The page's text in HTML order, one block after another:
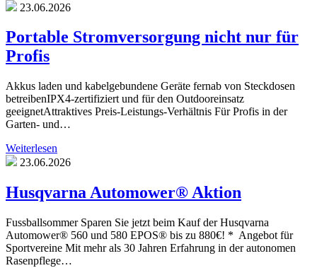
23.06.2026
Portable Stromversorgung nicht nur für
Profis
Akkus laden und kabelgebundene Geräte fernab von Steckdosen
betreibenIPX4-zertifiziert und für den Outdooreinsatz
geeignetAttraktives Preis-Leistungs-Verhältnis Für Profis in der
Garten- und…
Weiterlesen
23.06.2026
Husqvarna Automower® Aktion
Fussballsommer Sparen Sie jetzt beim Kauf der Husqvarna
Automower® 560 und 580 EPOS® bis zu 880€! * Angebot für
Sportvereine Mit mehr als 30 Jahren Erfahrung in der autonomen
Rasenpflege…